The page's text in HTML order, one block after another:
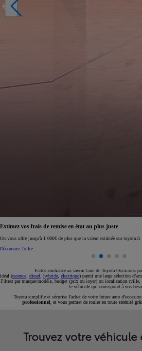
Réservez en ligne votre occasion pour 1€ seulement
Réservez en ligne
Faites confiance au savoir-faire de Toyota Occasions
idéal (essence diesel hybride électrique) parmi une large sélection
Filtrez par marque/modèle, budget (prix ou loyer) ou localisation (ville,
le véhicule qui correspond à vos
Toyota simplifie et sécurise l'achat de votre future auto
professionnel , et vous permet de rouler en toute sérénité
Trouvez votre véhicule